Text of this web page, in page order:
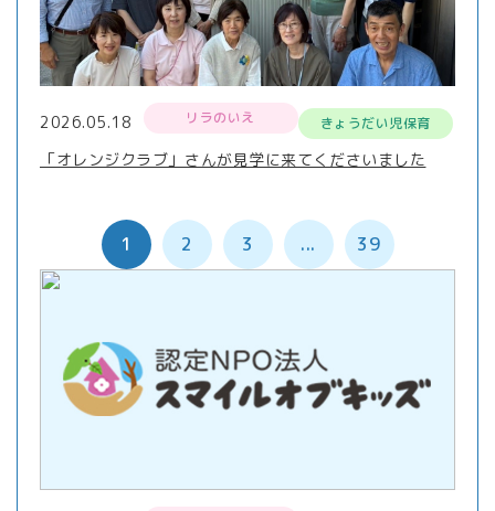
2026.05.18 リラのいえ きょうだい児保育
「オレンジクラブ」さんが見学に来てくださいました
1 2 3 ... 39